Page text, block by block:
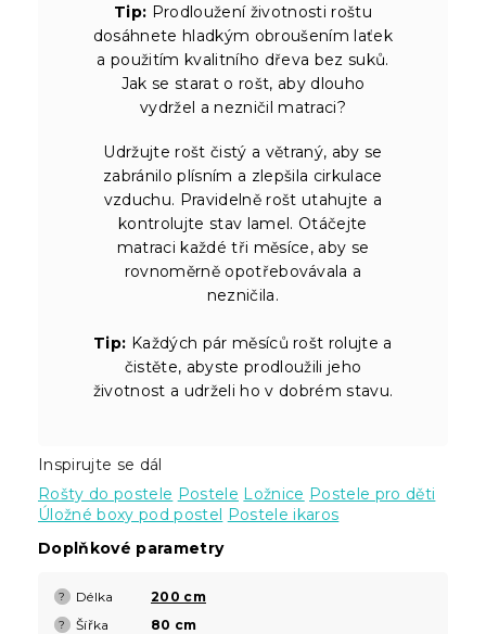
Tip: Prodloužení životnosti roštu
dosáhnete hladkým obroušením laťek
a použitím kvalitního dřeva bez suků.
Jak se starat o rošt, aby dlouho
vydržel a nezničil matraci?
Udržujte rošt čistý a větraný, aby se
zabránilo plísním a zlepšila cirkulace
vzduchu. Pravidelně rošt utahujte a
kontrolujte stav lamel. Otáčejte
matraci každé tři měsíce, aby se
rovnoměrně opotřebovávala a
nezničila.
Tip: Každých pár měsíců rošt rolujte a
čistěte, abyste prodloužili jeho
životnost a udrželi ho v dobrém stavu.
Inspirujte se dál
Rošty do postele Postele Ložnice Postele pro děti
Úložné boxy pod postel Postele ikaros
Doplňkové parametry
? Délka 200 cm
? Šířka
80 cm